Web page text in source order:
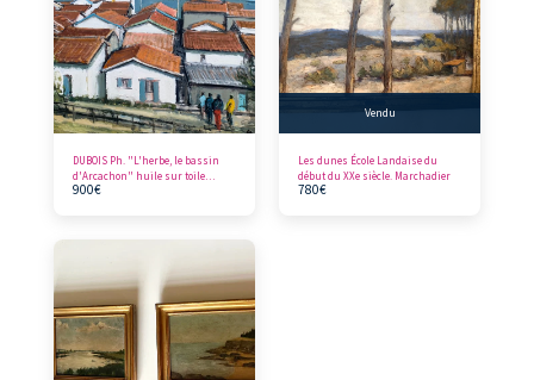
DUBOIS Ph. "L'herbe, le bassin
d'Arcachon" huile sur toile
signée en bas à droite,
900€
Vendu
Les dunes École Landaise du
début du XXe siècle. Marchadier
780€